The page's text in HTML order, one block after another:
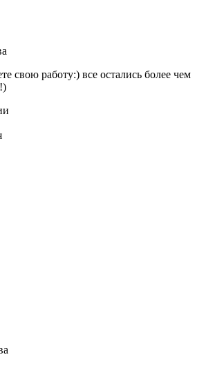
свою работу:) все остались более чем